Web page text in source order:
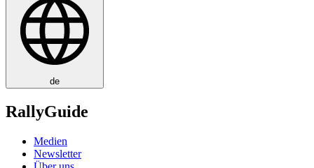
de
RallyGuide
Medien
Newsletter